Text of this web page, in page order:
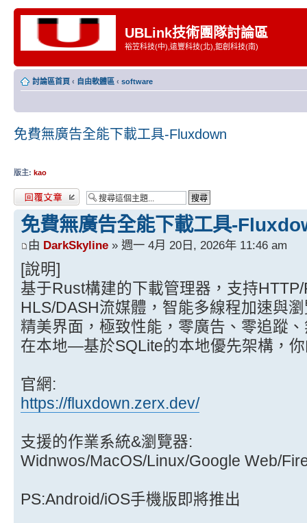
UBLink技術團隊討論區
裕笠科技(中),遠豐科技(北),鉅創科技(南)
討論區首頁 ‹ 自由軟體區 ‹ software
免費無廣告全能下載工具-Fluxdown
版主: kao
發表回覆
免費無廣告全能下載工具-
由 DarkSkyline » 週一 4月 20日, 2026年 11:46 am
[說明]
基于Rust構建的下載管理器，支持
HLS/DASH流媒體，智能多線程加速與
精美界面，極致性能，零廣告、零追蹤
在本地—基於SQLite的本地優先架構，
官網:
https://fluxdown.zerx.dev/
支援的作業系統&瀏覽器:
Widnwos/MacOS/Linux/Google Web/
PS:Android/iOS手機版即將推出